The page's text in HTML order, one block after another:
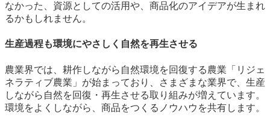
なかった、資源としての活用や、商品化のアイデアが生まれ
るかもしれません。
生産過程も環境にやさしく自然を再生させる
農業界では、耕作しながら自然環境を回復する農業「リジェ
ネラティブ農業」が始まっており、さまざまな業界で、生産
しながら自然を回復・再生させる取り組みが増えています。
環境をよくしながら、商品をつくるノウハウを共有します。